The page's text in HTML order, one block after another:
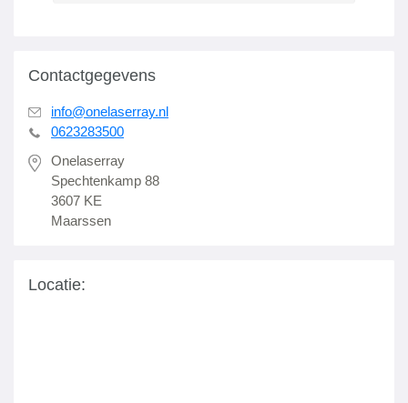
Contactgegevens
info@onelaserray.nl
0623283500
Onelaserray
Spechtenkamp 88
3607 KE
Maarssen
Locatie: